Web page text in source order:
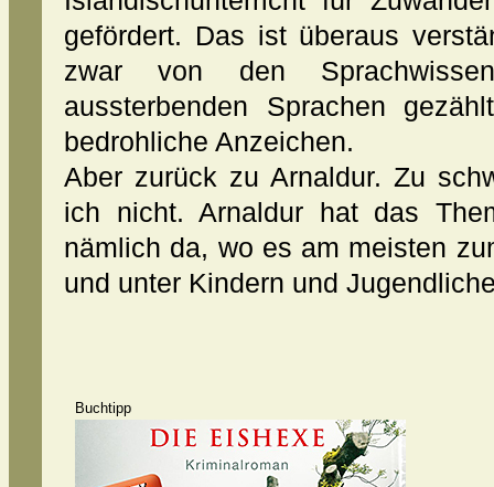
gefördert. Das ist überaus
zwar von den
aussterbenden Sprachen
bedrohliche Anzeichen.
Aber zurück zu Arnaldur. Zu
ich nicht. Arnaldur hat das
nämlich da, wo es am meisten
und unter Kindern und
Buchtipp